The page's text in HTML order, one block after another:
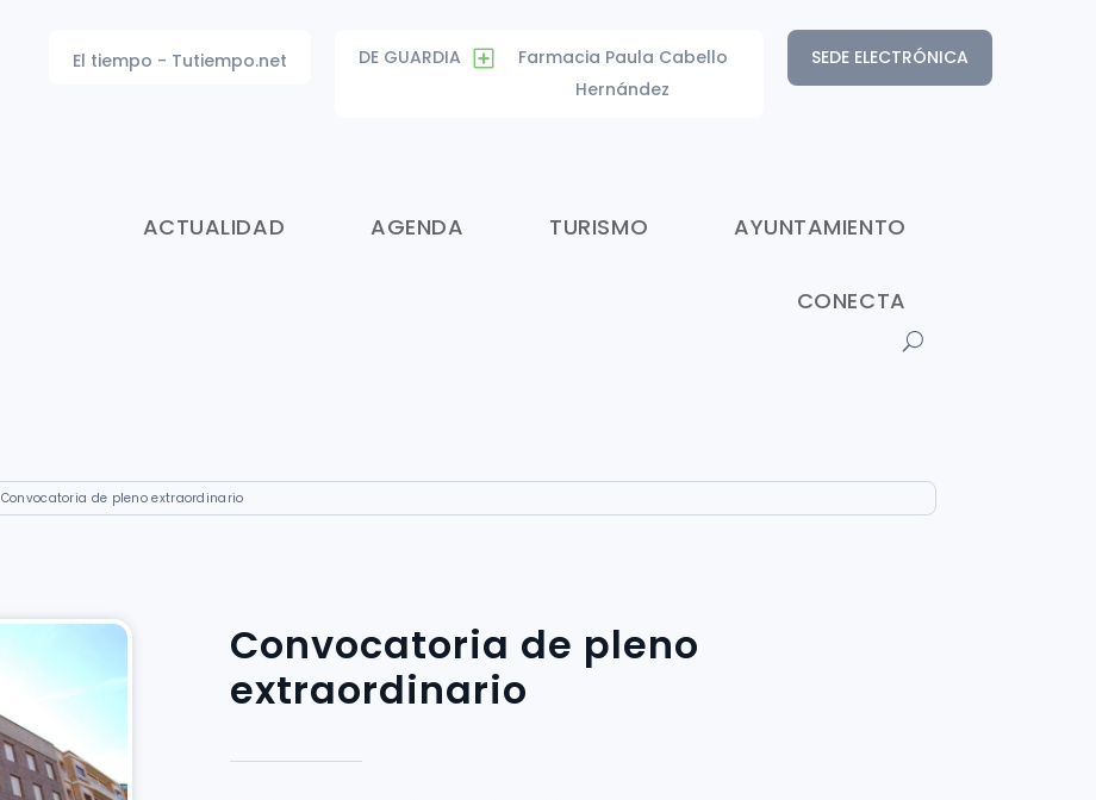
SEDE ELECTRÓNICA
DE GUARDIA
Farmacia Paula Cabello
Hernández
El tiempo - Tutiempo.net
ACTUALIDAD AGENDA TURISMO AYUNTAMIENTO
CONECTA
Convocatoria de pleno extraordinario
Convocatoria de pleno
extraordinario